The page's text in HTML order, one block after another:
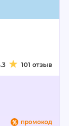
101 отзыв
промокод